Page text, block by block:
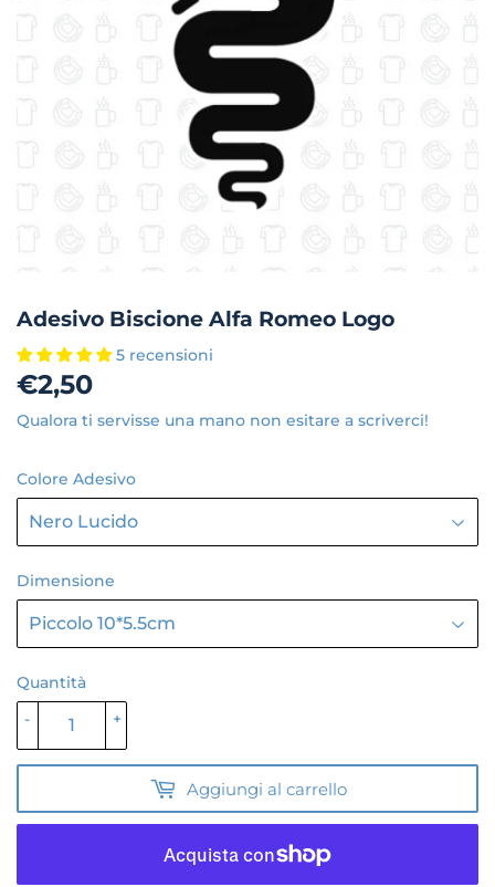
Adesivo Biscione Alfa Romeo Logo
5 recensioni
€2,50
Qualora ti servisse una mano non esitare a scriverci!
Colore Adesivo
Dimensione
Quantità
+
-
Aggiungi al carrello